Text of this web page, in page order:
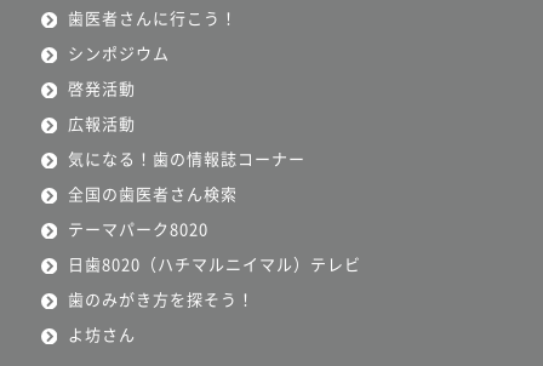
歯医者さんに行こう！
シンポジウム
啓発活動
広報活動
気になる！歯の情報誌コーナー
全国の歯医者さん検索
テーマパーク8020
日歯8020（ハチマルニイマル）テレビ
歯のみがき方を探そう！
よ坊さん